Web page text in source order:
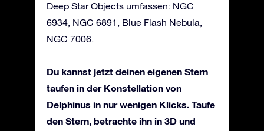
Deep Star Objects umfassen: NGC
6934, NGC 6891, Blue Flash Nebula,
NGC 7006.
Du kannst jetzt deinen eigenen Stern
taufen in der Konstellation von
Delphinus in nur wenigen Klicks. Taufe
den Stern, betrachte ihn in 3D und